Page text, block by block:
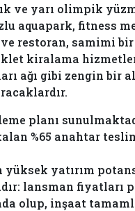
ve yarı olimpik
aquapark, fitness
restoran, samimi
kiralama
ağı gibi zengin bir
planı
%65 anahtar
yüksek yatırım
lansman fiyatları
olup, inşaat